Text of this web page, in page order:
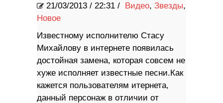
21/03/2013 / 22:31 / Видео, Звезды,
Новое
Известному исполнителю Стасу
Михайлову в интернете появилась
достойная замена, которая совсем не
хуже исполняет известные песни.Как
кажется пользователям итернета,
данный персонаж в отличии от